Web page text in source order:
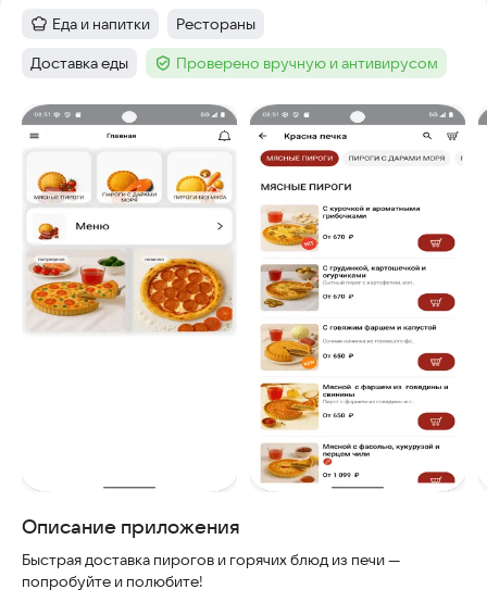
Категория:
Еда и напитки Тег:
Рестораны
Тег:
Доставка еды Тег :Проверено вручную и антивирусом
Скриншоты
Описание приложения
Быстрая доставка пирогов и горячих блюд из печи —
попробуйте и полюбите!